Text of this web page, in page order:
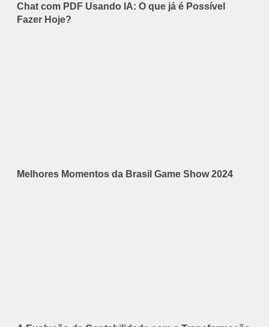
Chat com PDF Usando IA: O que já é Possível
Fazer Hoje?
Melhores Momentos da Brasil Game Show 2024